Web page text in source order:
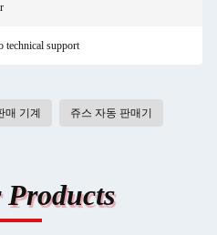
technical support
매 기계 쥬스 자동 판매기